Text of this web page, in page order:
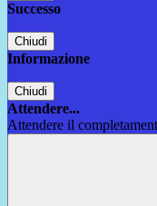
Successo
Chiudi
Informazione
Chiudi
Attendere...
Attendere il